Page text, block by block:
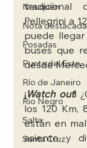
Neuquén
Nota destacada
Posadas
Punta del Este
Río de Janeiro
Rio Negro
Salta
Santa Cruz
tradicional
Pellegrini a
puede
buses que
desde
¡Watch out!
los 120
están en
asiento y